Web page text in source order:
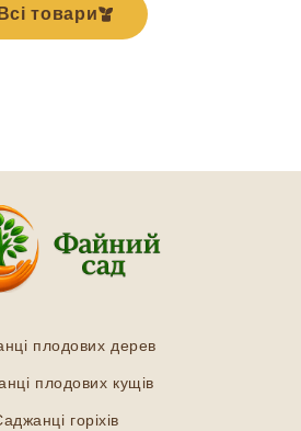
Всі товари
плодових дерев
плодових кущів
горіхів